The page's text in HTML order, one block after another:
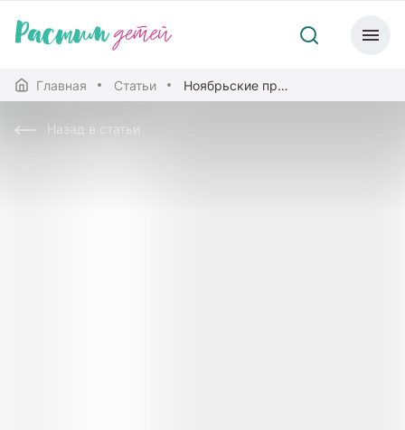
Главная Статьи Ноябрьские праздники всей семьей
Назад в статьи